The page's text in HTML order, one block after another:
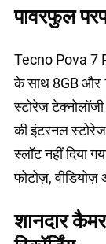
पावरफुल
Tecno Pova 7
के साथ 8GB और
स्टोरेज
की इंटरनल स्टोरेज
स्लॉट नहीं दिया
फोटोज़, वीडियोज़
शानदार